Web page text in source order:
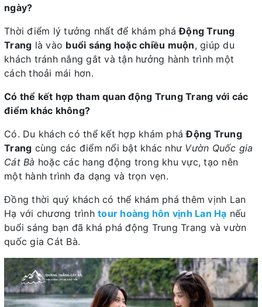
ngày?
Thời điểm lý tưởng nhất để khám pháĐộng Trung
Trang là vào buổi sáng hoặc chiều muộn, giúp du
khách tránh nắng gắt và tận hưởng hành trình một
cách thoải mái hơn.
Có thể kết hợp tham quan động Trung Trang với các
điểm khác không?
Có. Du khách có thể kết hợp khám pháĐộng Trung
Trang cùng các điểm nổi bật khác như Vườn Quốc gia
Cát Bà hoặc các hang động trong khu vực, tạo nên
một hành trình đa dạng và trọn vẹn.
Đồng thời quý khách có thể khám phá thêm vịnh Lan
Hạ với chương trình tour hoàng hôn vịnh Lan Hạ nếu
buổi sáng bạn đã khá phá động Trung Trang và vườn
quốc gia Cát Bà.